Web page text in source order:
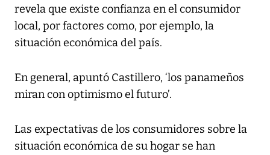
revela que existe confianza en el consumidor
local, por factores como, por ejemplo, la
situación económica del país.
En general, apuntó Castillero, ‘los panameños
miran con optimismo el futuro’.
Las expectativas de los consumidores sobre la
situación económica de su hogar se han